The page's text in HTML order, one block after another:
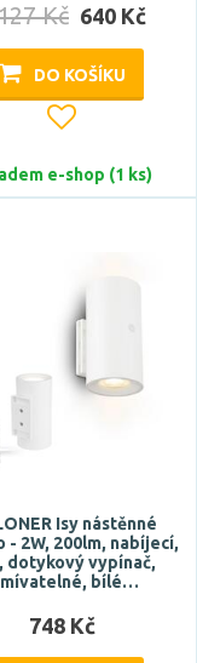
Kč 640 Kč
DO KOŠÍKU
e-shop (1 ks)
Isy nástěnné
- 2W, 200lm, nabíjecí,
dotykový vypínač,
bílé…
748 Kč